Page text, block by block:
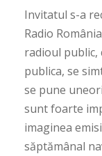
Invitatul s-a
Radio
radioul public,
publica, se
se pune
sunt foarte
imaginea
săptămânal